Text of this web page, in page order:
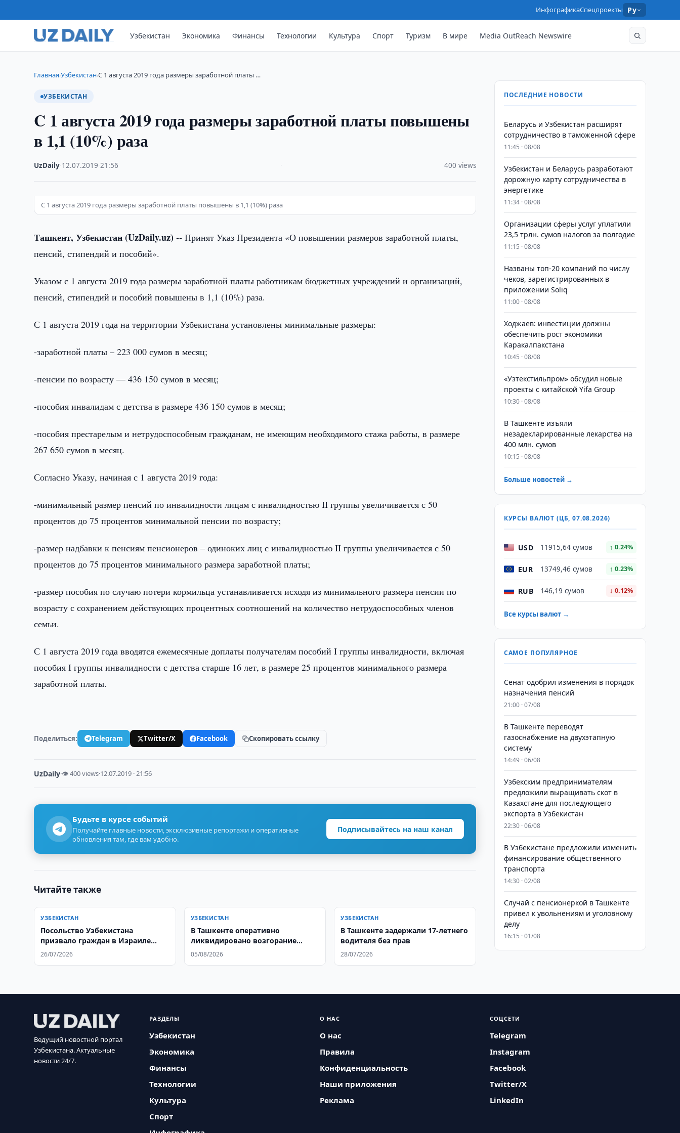
ИнфографикаСпецпроекты Ру
Узбекистан Экономика Финансы Технологии Культура Спорт Туризм В мире Media OutReach Newswire
Главная›Узбекистан›C 1 августа 2019 года размеры заработной платы …
УЗБЕКИСТАН
C 1 августа 2019 года размеры заработной платы повышены
в 1,1 (10%) раза
UzDaily 12.07.2019 ·21:56 400 views
C 1 августа 2019 года размеры заработной платы повышены в 1,1 (10%) раза
Ташкент, Узбекистан (UzDaily.uz) --Принят Указ Президента «О повышении размеров заработной платы,
пенсий, стипендий и пособий».
Указом с 1 августа 2019 года размеры заработной платы работникам бюджетных учреждений и организаций,
пенсий, стипендий и пособий повышены в 1,1 (10%) раза.
С 1 августа 2019 года на территории Узбекистана установлены минимальные размеры:
-заработной платы – 223 000 сумов в месяц;
-пенсии по возрасту — 436 150 сумов в месяц;
-пособия инвалидам с детства в размере 436 150 сумов в месяц;
-пособия престарелым и нетрудоспособным гражданам, не имеющим необходимого стажа работы, в размере
267 650 сумов в месяц.
Согласно Указу, начиная с 1 августа 2019 года:
-минимальный размер пенсий по инвалидности лицам с инвалидностью II группы увеличивается с 50
процентов до 75 процентов минимальной пенсии по возрасту;
-размер надбавки к пенсиям пенсионеров – одиноких лиц с инвалидностью II группы увеличивается с 50
процентов до 75 процентов минимального размера заработной платы;
-размер пособия по случаю потери кормильца устанавливается исходя из минимального размера пенсии по
возрасту с сохранением действующих процентных соотношений на количество нетрудоспособных членов
семьи.
С 1 августа 2019 года вводятся ежемесячные доплаты получателям пособий I группы инвалидности, включая
пособия I группы инвалидности с детства старше 16 лет, в размере 25 процентов минимального размера
заработной платы.
Поделиться: Telegram Twitter/X Facebook Скопировать ссылку
UzDaily·👁 400 views·12.07.2019 · 21:56
Будьте в курсе событий
Получайте главные новости, эксклюзивные репортажи и оперативные
обновления там, где вам удобно.
Подписывайтесь на наш канал
Читайте также
УЗБЕКИСТАН
Посольство Узбекистана
призвало граждан в Израиле
соблюдать меры безопасности
26/07/2026
УЗБЕКИСТАН
В Ташкенте оперативно
ликвидировано возгорание
дымохода кафе
05/08/2026
УЗБЕКИСТАН
В Ташкенте задержали 17-летнего
водителя без прав
28/07/2026
ПОСЛЕДНИЕ НОВОСТИ
Беларусь и Узбекистан расширят
сотрудничество в таможенной сфере
11:45 · 08/08
Узбекистан и Беларусь разработают
дорожную карту сотрудничества в
энергетике
11:34 · 08/08
Организации сферы услуг уплатили
23,5 трлн. сумов налогов за полгодие
11:15 · 08/08
Названы топ-20 компаний по числу
чеков, зарегистрированных в
приложении Soliq
11:00 · 08/08
Ходжаев: инвестиции должны
обеспечить рост экономики
Каракалпакстана
10:45 · 08/08
«Узтекстильпром» обсудил новые
проекты с китайской Yifa Group
10:30 · 08/08
​​​​​​​В Ташкенте изъяли
незадекларированные лекарства на
400 млн. сумов
10:15 · 08/08
Больше новостей →
КУРСЫ ВАЛЮТ (ЦБ, 07.08.2026)
USD 11915,64 сумов ↑ 0.24%
EUR 13749,46 сумов ↑ 0.23%
RUB 146,19 сумов ↓ 0.12%
Все курсы валют →
САМОЕ ПОПУЛЯРНОЕ
Сенат одобрил изменения в порядок
назначения пенсий
21:00 · 07/08
В Ташкенте переводят
газоснабжение на двухэтапную
систему
14:49 · 06/08
Узбекским предпринимателям
предложили выращивать скот в
Казахстане для последующего
экспорта в Узбекистан
22:30 · 06/08
В Узбекистане предложили изменить
финансирование общественного
транспорта
14:30 · 02/08
Случай с пенсионеркой в Ташкенте
привел к увольнениям и уголовному
делу
16:15 · 01/08
Ведущий новостной портал
Узбекистана. Актуальные
новости 24/7.
РАЗДЕЛЫ
Узбекистан
Экономика
Финансы
Технологии
Культура
Спорт
О НАС
О нас
Правила
Конфиденциальность
Наши приложения
Реклама
СОЦСЕТИ
Telegram
Instagram
Facebook
Twitter/X
LinkedIn